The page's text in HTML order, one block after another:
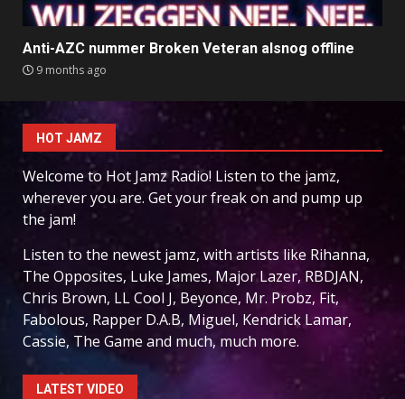
Anti-AZC nummer Broken Veteran alsnog offline
9 months ago
HOT JAMZ
Welcome to Hot Jamz Radio! Listen to the jamz,
wherever you are. Get your freak on and pump up
the jam!
Listen to the newest jamz, with artists like Rihanna,
The Opposites, Luke James, Major Lazer, RBDJAN,
Chris Brown, LL Cool J, Beyonce, Mr. Probz, Fit,
Fabolous, Rapper D.A.B, Miguel, Kendrick Lamar,
Cassie, The Game and much, much more.
LATEST VIDEO